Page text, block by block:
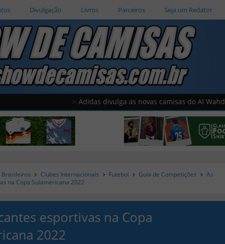
Divulgação Livros Parceiros Seja um Redator
Adidas divulga as novas camisas do Al Wahda
Brasileiros Clubes Internacionais Futebol Guia de Competições
As
na Copa Sulamericana 2022
esportivas na Copa
2022